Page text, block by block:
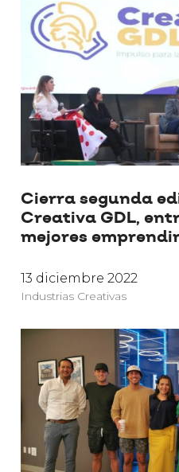
Cierra segunda
Creativa GDL,
mejores
13 diciembre 2022
Industrias Creativas